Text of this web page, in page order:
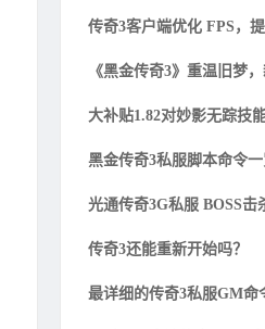
传奇3客户端优化 FPS，
《黑金传奇3》重温旧梦
大补贴1.82对妙影无踪技
黑金传奇3私服脚本命令一
光通传奇3G私服 BOSS击
传奇3还能重新开始吗？
最详细的传奇3私服GM命